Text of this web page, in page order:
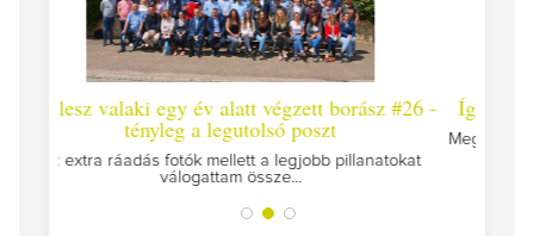
alatt végzett borász #26 -
legutolsó poszt
mellett a legjobb pillanatokat
Így lesz valaki egy év alatt
Megírtuk a modulzáró vizsgákat, már
az utolsó...